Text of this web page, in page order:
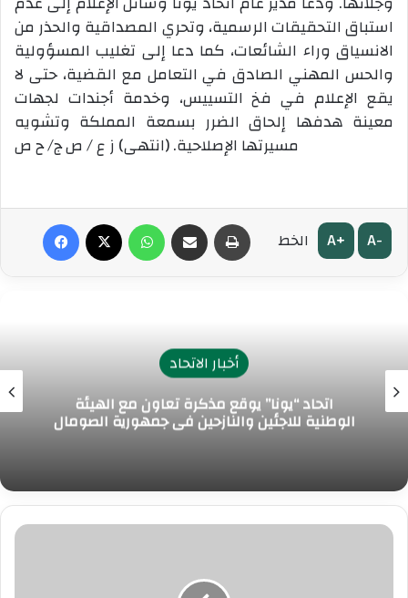
استباق التحقيقات الرسمية، وتحري المصداقية والحذر من
الانسياق وراء الشائعات، كما دعا إلى تغليب المسؤولية
والحس المهني الصادق في التعامل مع القضية، حتى لا
يقع الإعلام في فخ التسييس، وخدمة أجندات لجهات
معينة هدفها إلحاق الضرر بسمعة المملكة وتشويه
مسيرتها الإصلاحية. (انتهى) ز ع / ص ج/ ح ص
فيسبوك واتساب مشاركة عبر البريد
الخط A+ A-
أخبار الاتحاد
اتحاد “يونا” يوقع مذكرة تعاون مع الهيئة
الوطنية للاجئين والنازحين في جمهورية الصومال
رئيس